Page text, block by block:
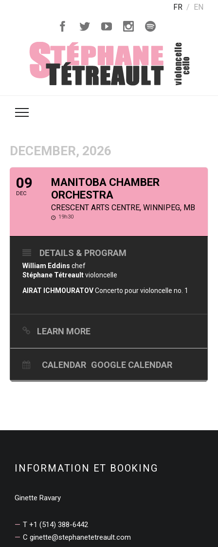
FR EN
DECEMBER, 2026
09
DEC
MANITOBA CHAMBER
ORCHESTRA
CRESCENT ARTS CENTRE, WINNIPEG, MB
19h30
DETAILS & PROGRAM
William Eddins chef
Stéphane Tétreaultvioloncelle
AIRAT ICHMOURATOVConcerto pour violoncelle no. 1
LEARN MORE
CALENDAR GOOGLE CALENDAR
INFORMATION ET BOOKING
Ginette Ravary
T +1 (514) 388-6442
C ginette@stephanetetreault.com